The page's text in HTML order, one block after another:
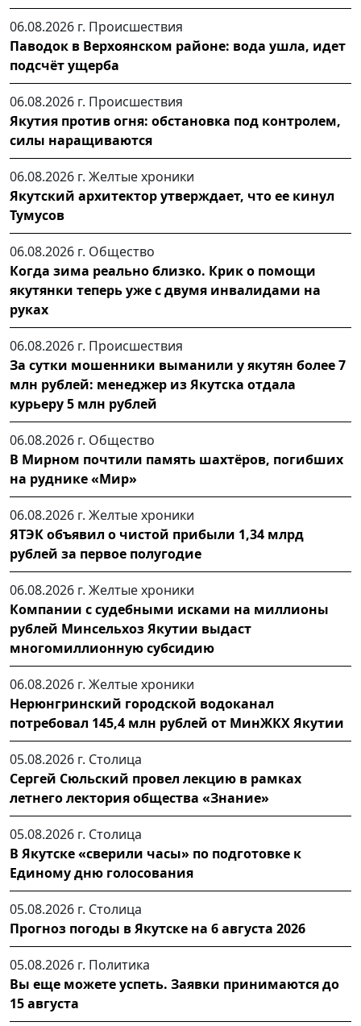
06.08.2026 г. Происшествия
Паводок в Верхоянском районе: вода ушла, идет
подсчёт ущерба
06.08.2026 г. Происшествия
Якутия против огня: обстановка под контролем,
силы наращиваются
06.08.2026 г. Желтые хроники
Якутский архитектор утверждает, что ее кинул
Тумусов
06.08.2026 г. Общество
Когда зима реально близко. Крик о помощи
якутянки теперь уже с двумя инвалидами на
руках
06.08.2026 г. Происшествия
За сутки мошенники выманили у якутян более 7
млн рублей: менеджер из Якутска отдала
курьеру 5 млн рублей
06.08.2026 г. Общество
В Мирном почтили память шахтёров, погибших
на руднике «Мир»
06.08.2026 г. Желтые хроники
ЯТЭК объявил о чистой прибыли 1,34 млрд
рублей за первое полугодие
06.08.2026 г. Желтые хроники
Компании с судебными исками на миллионы
рублей Минсельхоз Якутии выдаст
многомиллионную субсидию
06.08.2026 г. Желтые хроники
Нерюнгринский городской водоканал
потребовал 145,4 млн рублей от МинЖКХ Якутии
05.08.2026 г. Столица
Сергей Сюльский провел лекцию в рамках
летнего лектория общества «Знание»
05.08.2026 г. Столица
В Якутске «сверили часы» по подготовке к
Единому дню голосования
05.08.2026 г. Столица
Прогноз погоды в Якутске на 6 августа 2026
05.08.2026 г. Политика
Вы еще можете успеть. Заявки принимаются до
15 августа